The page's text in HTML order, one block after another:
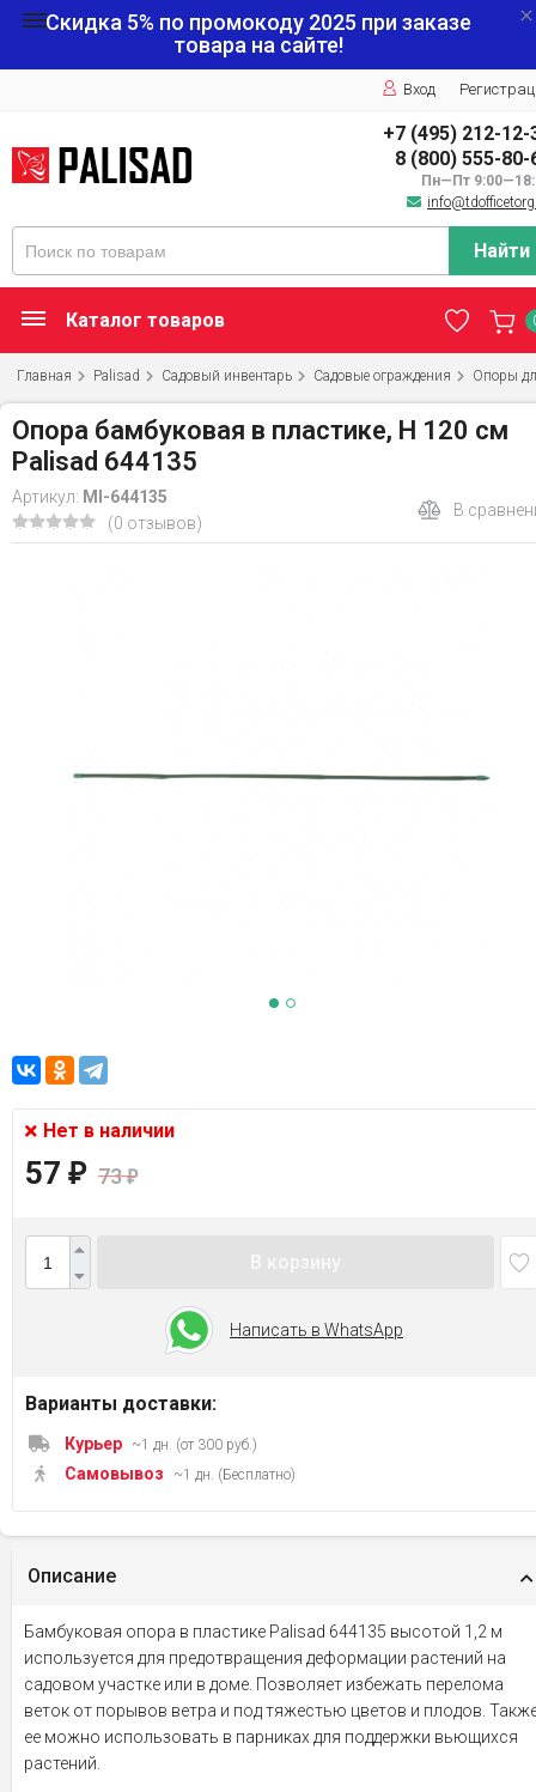
Скидка 5% по промокоду 2025 при заказе
товара на сайте!
Вход
+7 (495) 212-12-
8 (800) 555-80-
Пн—Пт
Найти
Каталог товаров
Главная Palisad Садовый инвентарь Садовые ограждения Опоры
Опора бамбуковая в пластике, H 120 см
Palisad 644135
Артикул: MI-644135
(0 отзывов)
В
Нет в наличии
57 ₽ 73₽
Написать в WhatsApp
Варианты доставки:
Курьер ~1 дн. (от 300 руб.)
Самовывоз ~1 дн. (Бесплатно)
Описание
Бамбуковая опора в пластике Palisad 644135 высотой 1,2 м
используется для предотвращения деформации растений на
садовом участке или в доме. Позволяет избежать перелома
веток от порывов ветра и под тяжестью цветов и плодов.
ее можно использовать в парниках для поддержки вьющихся
растений.